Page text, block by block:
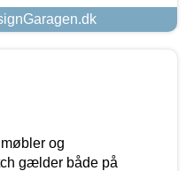
og
gælder både på